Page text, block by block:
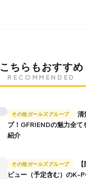
こちらもおすすめ
RECOMMENDED
その他ガールズグループ
プ！GFRIENDの魅力全て
紹介
その他ガールズグループ
ビュー（予定含む）のK-